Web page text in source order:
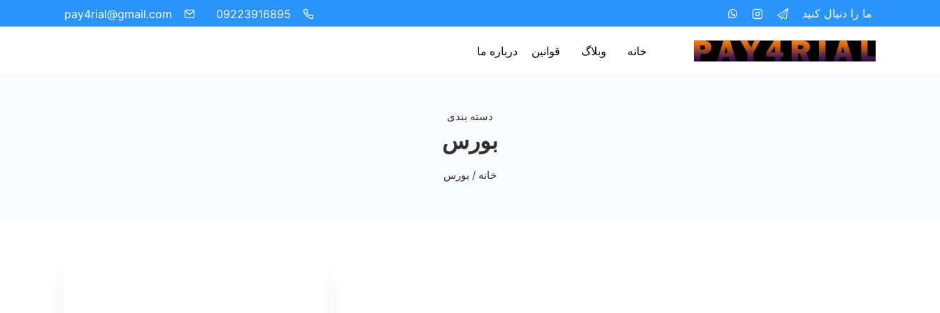
ما را دنبال کنید 09223916895
pay4rial@gmail.com‬‏
خانه وبلاگ قوانین درباره ما
دسته بندی
بورس
خانه / بورس